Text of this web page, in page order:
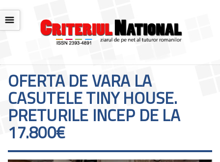
☰
OFERTA DE VARA LA
CASUTELE TINY HOUSE.
PRETURILE INCEP DE LA
17.800€